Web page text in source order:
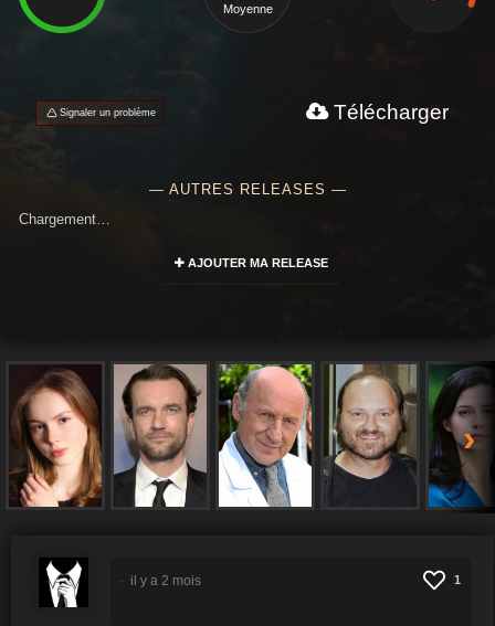
Moyenne
Signaler un problème Télécharger
— AUTRES RELEASES —
Chargement…
AJOUTER MA RELEASE
›
1
il y a 2 mois